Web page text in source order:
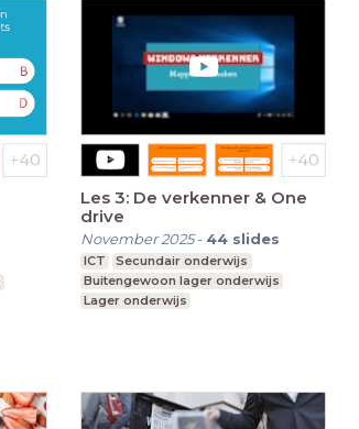
Les 3: De verkenner & One
drive
November 2025- 44 slides
ICT
Secundair onderwijs
Buitengewoon lager onderwijs
Lager onderwijs